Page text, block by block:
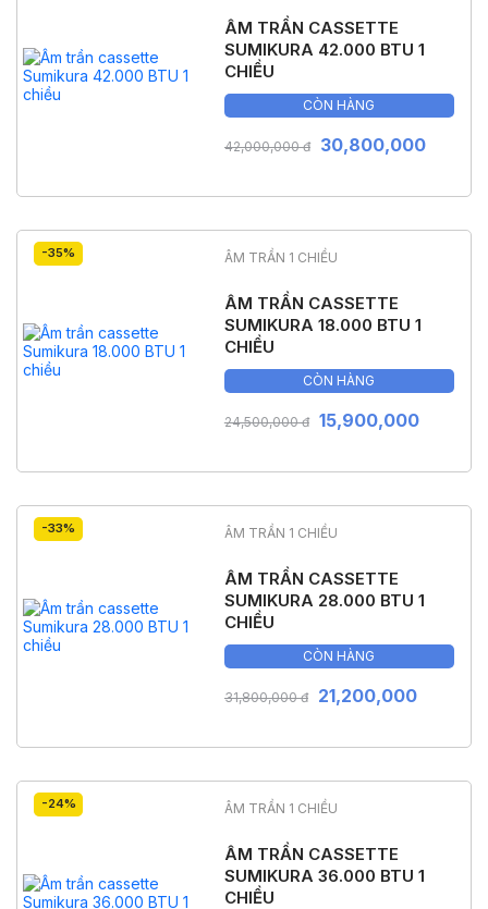
ÂM TRẦN CASSETTE
SUMIKURA 42.000 BTU 1
CHIỀU
CÒN HÀNG
42,000,000 đ 30,800,000
-35% ÂM TRẦN 1 CHIỀU
ÂM TRẦN CASSETTE
SUMIKURA 18.000 BTU 1
CHIỀU
CÒN HÀNG
24,500,000 đ 15,900,000
-33% ÂM TRẦN 1 CHIỀU
ÂM TRẦN CASSETTE
SUMIKURA 28.000 BTU 1
CHIỀU
CÒN HÀNG
31,800,000 đ 21,200,000
-24% ÂM TRẦN 1 CHIỀU
ÂM TRẦN CASSETTE
SUMIKURA 36.000 BTU 1
CHIỀU